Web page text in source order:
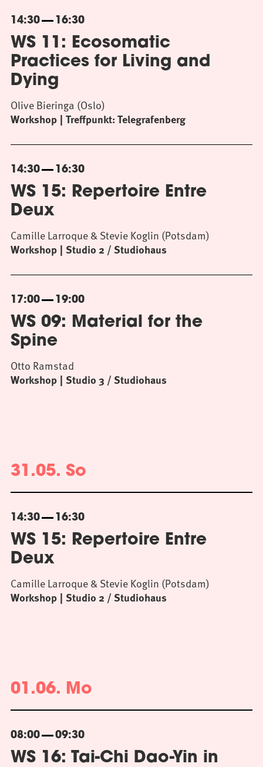
14:30 16:30
WS 11: Ecosomatic
Practices for Living and
Dying
Workshop Treffpunkt: Telegrafenberg
Olive Bieringa (Oslo)
14:30 16:30
WS 15: Repertoire Entre
Deux
Workshop Studio 2 / Studiohaus
Camille Larroque & Stevie Koglin (Potsdam)
17:00 19:00
WS 09: Material for the
Spine
Workshop Studio 3 / Studiohaus
Otto Ramstad
31.05. So
14:30 16:30
WS 15: Repertoire Entre
Deux
Workshop Studio 2 / Studiohaus
Camille Larroque & Stevie Koglin (Potsdam)
01.06. Mo
08:00 09:30
WS 16: Tai-Chi Dao-Yin in